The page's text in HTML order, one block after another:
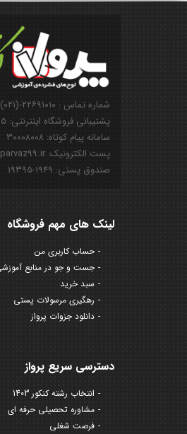
شماره تماس : ۲۲۶۹۱۰۱۰-(۰۲۱)
پشتیبانی فروشگاه اینترنتی: ۰۹۱۲۸۵۰۱۱۲۵
سامانه پیام کوتاه: ۳۰۰۰۸۰۰۸
پست الکترونیک: info@parvaz99.ir
صندوق پستی: ۱۹۴۹-۱۹۳۹۵
لینک های مهم فروشگاه
حساب کاربری من
جست و جو در منابع
سبد خرید
رهگیری مرسولات پستی
دانلود جزوات پرواز
دسترسی سریع پرواز
انتخاب رشته کنکور 1403
مشاوره تحصیلی حرفه ای
فرصت شغلی